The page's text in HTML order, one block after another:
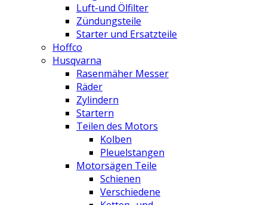
Luft-und Ölfilter
Zündungsteile
Starter und Ersatzteile
Hoffco
Husqvarna
Rasenmäher Messer
Räder
Zylindern
Startern
Teilen des Motors
Kolben
Pleuelstangen
Motorsägen Teile
Schienen
Verschiedene